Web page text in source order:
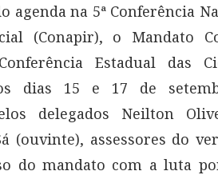
agenda na 5ª Conferência
(Conapir), o Mandato
Estadual das
dias 15 e 17 de
delegados Neilton
(ouvinte), assessores do
do mandato com a luta